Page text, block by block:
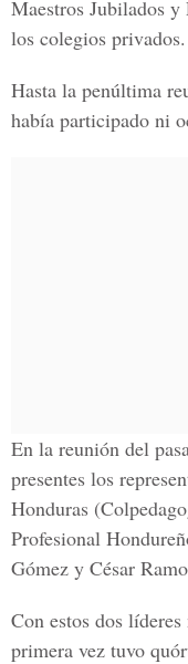
Maestros Jubilados y
los colegios privados.
Hasta la penúltima
había participado ni
En la reunión del
presentes los
Honduras
Profesional
Gómez y César
Con estos dos
primera vez tuvo